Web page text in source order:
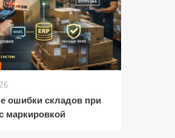
ошибки складов при
маркировкой